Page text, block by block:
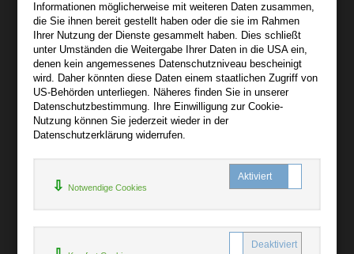
Impressum
Widerruf
Datenschutz
Hilfe
+
Informationen möglicherweise mit weiteren Daten zusammen,
die Sie ihnen bereit gestellt haben oder die sie im Rahmen
Ihrer Nutzung der Dienste gesammelt haben. Dies schließt
unter Umständen die Weitergabe Ihrer Daten in die USA ein,
denen kein angemessenes Datenschutzniveau bescheinigt
wird. Daher könnten diese Daten einem staatlichen Zugriff von
US-Behörden unterliegen. Näheres finden Sie in unserer
Datenschutzbestimmung. Ihre Einwilligung zur Cookie-
Nutzung können Sie jederzeit wieder in der
Datenschutzerklärung widerrufen.
Notwendige Cookies